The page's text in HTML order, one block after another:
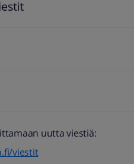
uutta viestiä:
viestit